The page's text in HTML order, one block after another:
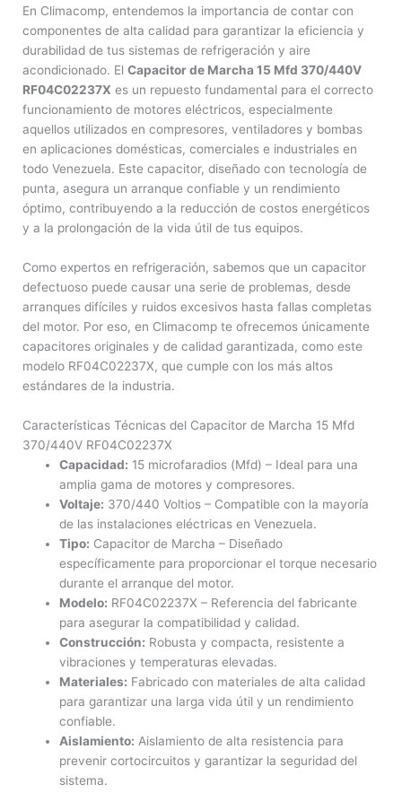
En Climacomp, entendemos la importancia de contar con
componentes de alta calidad para garantizar la eficiencia y
durabilidad de tus sistemas de refrigeración y aire
acondicionado. El Capacitor de Marcha 15 Mfd 370/440V
RF04C02237X es un repuesto fundamental para el correcto
funcionamiento de motores eléctricos, especialmente
aquellos utilizados en compresores, ventiladores y bombas
en aplicaciones domésticas, comerciales e industriales en
todo Venezuela. Este capacitor, diseñado con tecnología de
punta, asegura un arranque confiable y un rendimiento
óptimo, contribuyendo a la reducción de costos energéticos
y a la prolongación de la vida útil de tus equipos.
Como expertos en refrigeración, sabemos que un capacitor
defectuoso puede causar una serie de problemas, desde
arranques difíciles y ruidos excesivos hasta fallas completas
del motor. Por eso, en Climacomp te ofrecemos únicamente
capacitores originales y de calidad garantizada, como este
modelo RF04C02237X, que cumple con los más altos
estándares de la industria.
Características Técnicas del Capacitor de Marcha 15 Mfd
370/440V RF04C02237X
Capacidad: 15 microfaradios (Mfd) – Ideal para una
amplia gama de motores y compresores.
Voltaje: 370/440 Voltios – Compatible con la mayoría
de las instalaciones eléctricas en Venezuela.
Tipo: Capacitor de Marcha – Diseñado
específicamente para proporcionar el torque necesario
durante el arranque del motor.
Modelo: RF04C02237X – Referencia del fabricante
para asegurar la compatibilidad y calidad.
Construcción: Robusta y compacta, resistente a
vibraciones y temperaturas elevadas.
Materiales: Fabricado con materiales de alta calidad
para garantizar una larga vida útil y un rendimiento
confiable.
Aislamiento: Aislamiento de alta resistencia para
prevenir cortocircuitos y garantizar la seguridad del
sistema.